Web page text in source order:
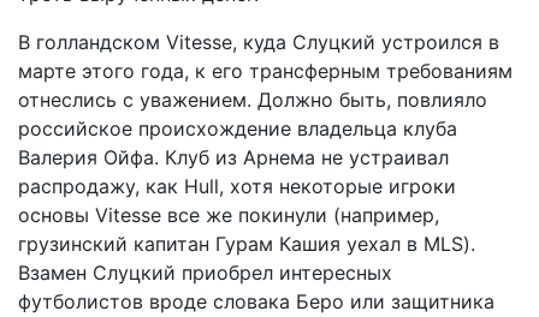
В голландском Vitesse, куда Слуцкий устроился в
марте этого года, к его трансферным требованиям
отнеслись с уважением. Должно быть, повлияло
российское происхождение владельца клуба
Валерия Ойфа. Клуб из Арнема не устраивал
распродажу, как Hull, хотя некоторые игроки
основы Vitesse все же покинули (например,
грузинский капитан Гурам Кашия уехал в MLS).
Взамен Слуцкий приобрел интересных
футболистов вроде словака Беро или защитника